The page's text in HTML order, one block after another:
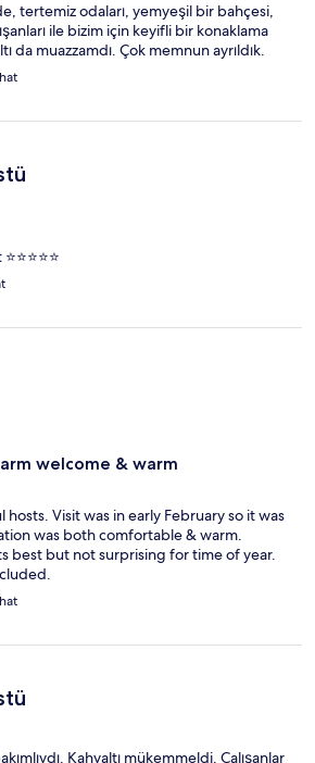
tertemiz odaları, yemyeşil bir bahçesi,
ile bizim için keyifli bir konaklama
da muazzamdı. Çok memnun ayrıldık.
welcome & warm
Visit was in early February so it was
was both comfortable & warm.
best but not surprising for time of year.
Kahvaltı mükemmeldi. Çalışanlar